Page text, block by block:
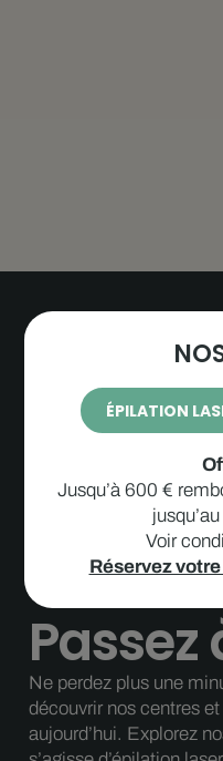
Passez
Ne perdez plus une
découvrir nos centres
aujourd’hui. Explorez
ÉPILATION
Jusqu’à 600 €
Voir
Réservez